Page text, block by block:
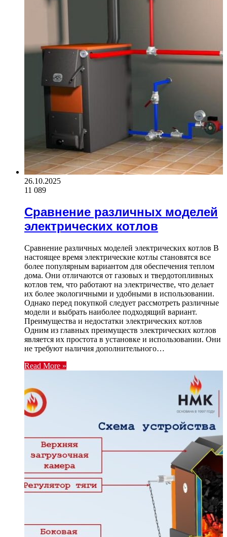
26.10.2025
11 089
Сравнение различных моделей
электрических котлов
Сравнение различных моделей электрических котлов В
настоящее время электрические котлы становятся все
более популярным вариантом для обеспечения теплом
дома. Они отличаются от газовых и твердотопливных
котлов тем, что работают на электричестве, что делает
их более экологичными и удобными в использовании.
Однако перед покупкой следует рассмотреть различные
модели и выбрать наиболее подходящий вариант.
Преимущества и недостатки электрических котлов
Одним из главных преимуществ электрических котлов
является их простота в установке и использовании. Они
не требуют наличия дополнительного…
Read More »